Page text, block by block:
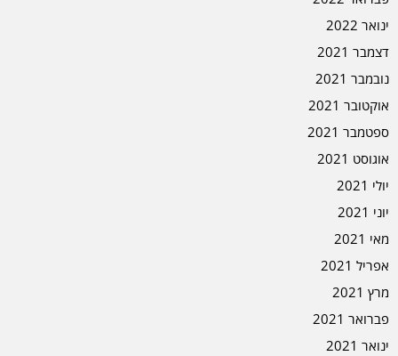
ינואר 2022
דצמבר 2021
נובמבר 2021
אוקטובר 2021
ספטמבר 2021
אוגוסט 2021
יולי 2021
יוני 2021
מאי 2021
אפריל 2021
מרץ 2021
פברואר 2021
ינואר 2021